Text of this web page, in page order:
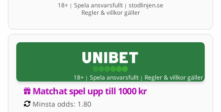
18+ | Spela ansvarsfullt | stodlinjen.se
Regler & villkor gäller
18+ | Spela ansvarsfullt | Regler & villkor gäller
Matchat spel upp till 1000 kr
Minsta odds: 1.80